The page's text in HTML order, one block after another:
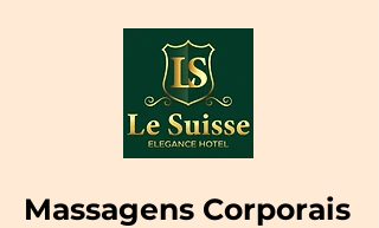
Massagens Corporais